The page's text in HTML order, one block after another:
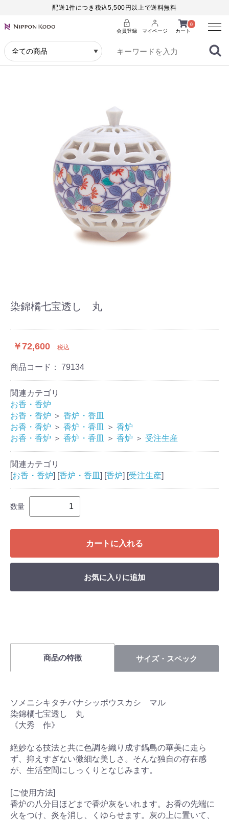
配送1件につき税込5,500円以上で送料無料
0
カート
会員登録 マイページ
Menu
染錦橘七宝透し 丸
￥72,600 税込
商品コード： 79134
関連カテゴリ
お香・香炉
お香・香炉 ＞ 香炉・香皿
お香・香炉 ＞ 香炉・香皿 ＞ 香炉
お香・香炉 ＞ 香炉・香皿 ＞ 香炉 ＞ 受注生産
関連カテゴリ
[お香・香炉] [香炉・香皿 ] [香炉] [受注生産]
数量
カートに入れる
お気に入りに追加
商品の特徴 サイズ・スペック
ソメニシキタチバナシッポウスカシ マル
染錦橘七宝透し 丸
《大秀 作》
絶妙なる技法と共に色調を織り成す鍋島の華美に走ら
ず、抑えすぎない微細な美しさ。そんな独自の存在感
が、生活空間にしっくりとなじみます。
[ご使用方法]
香炉の八分目ほどまで香炉灰をいれます。お香の先端に
火をつけ、炎を消し、くゆらせます。灰の上に置いて、